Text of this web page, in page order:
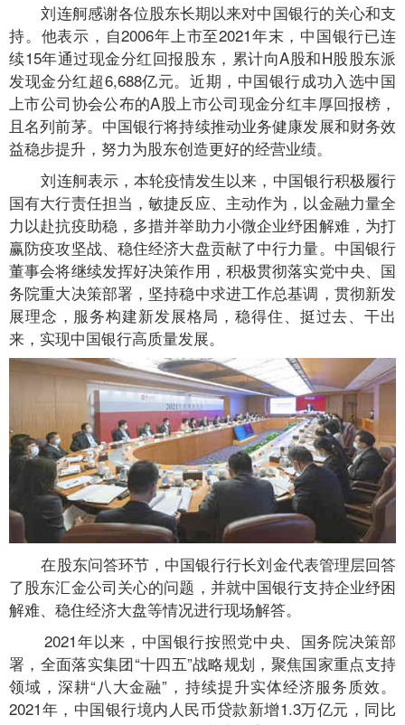
刘连舸感谢各位股东长期以来对中国银行的关心和支
持。他表示，自2006年上市至2021年末，中国银行已连
续15年通过现金分红回报股东，累计向A股和H股股东派
发现金分红超6,688亿元。近期，中国银行成功入选中国
上市公司协会公布的A股上市公司现金分红丰厚回报榜，
且名列前茅。中国银行将持续推动业务健康发展和财务效
益稳步提升，努力为股东创造更好的经营业绩。
刘连舸表示，本轮疫情发生以来，中国银行积极履行
国有大行责任担当，敏捷反应、主动作为，以金融力量全
力以赴抗疫助稳，多措并举助力小微企业纾困解难，为打
赢防疫攻坚战、稳住经济大盘贡献了中行力量。中国银行
董事会将继续发挥好决策作用，积极贯彻落实党中央、国
务院重大决策部署，坚持稳中求进工作总基调，贯彻新发
展理念，服务构建新发展格局，稳得住、挺过去、干出
来，实现中国银行高质量发展。
在股东问答环节，中国银行行长刘金代表管理层回答
了股东汇金公司关心的问题，并就中国银行支持企业纾困
解难、稳住经济大盘等情况进行现场解答。
2021年以来，中国银行按照党中央、国务院决策部
署，全面落实集团“十四五”战略规划，聚焦国家重点支持
领域，深耕“八大金融”，持续提升实体经济服务质效。
2021年，中国银行境内人民币贷款新增1.3万亿元，同比